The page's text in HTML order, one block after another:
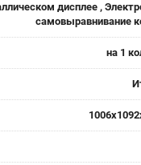
дисплее ,
самовыравнивание
на 1